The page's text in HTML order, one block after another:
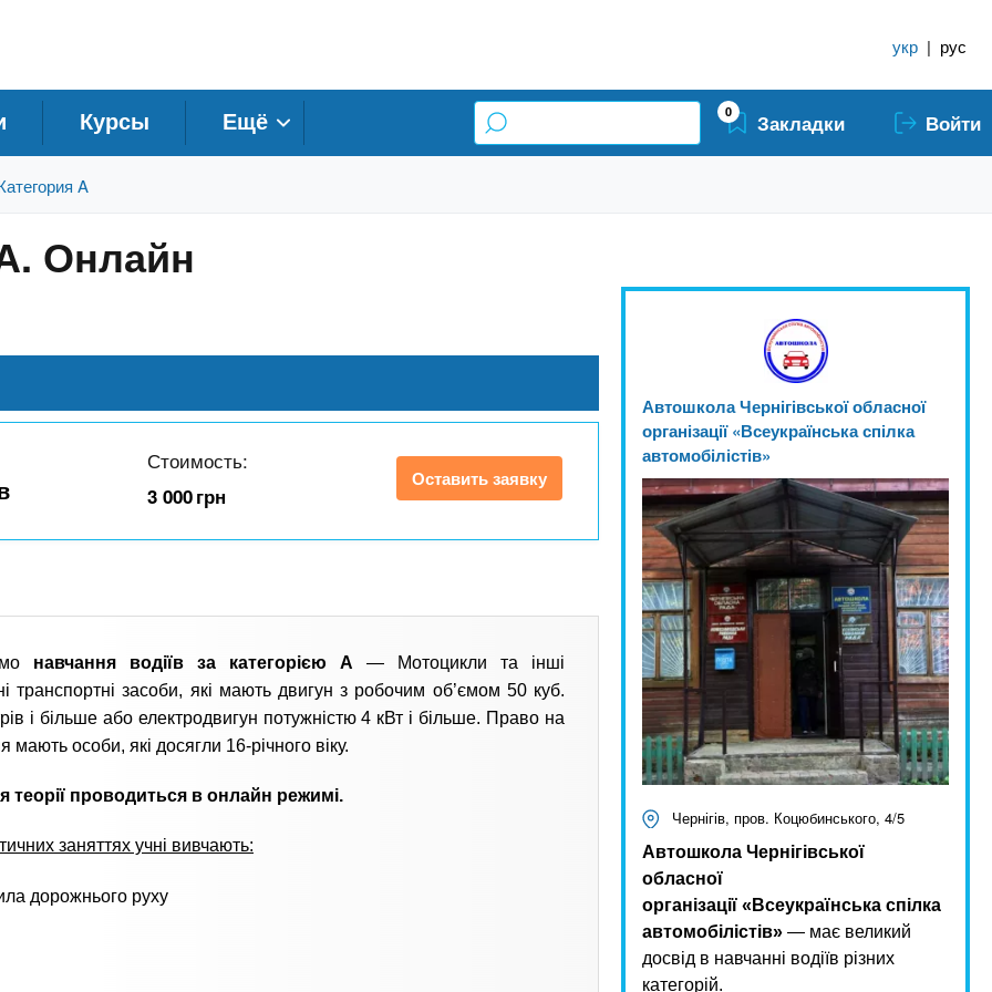
укр | рус
Курсы Ещё 0 Закладки Войти
A
Онлайн
Стоимость:
3 000грн
Оставить заявку
навчання водіїв за категорією А — Мотоцикли та інші
транспортні засоби, які мають двигун з робочим об’ємом 50 куб.
і більше або електродвигун потужністю 4 кВт і більше. Право на
мають особи, які досягли 16-річного віку.
теорії проводиться в онлайн режимі.
заняттях учні вивчають:
дорожнього руху
Автошкола Чернігівської обласної
організації «Всеукраїнська спілка
автомобілістів»
Чернігів, пров. Коцюбинського, 4/5
Автошкола Чернігівської
обласної
організації «Всеукраїнська спілка
автомобілістів» — має великий
досвід в навчанні водіїв різних
категорій.